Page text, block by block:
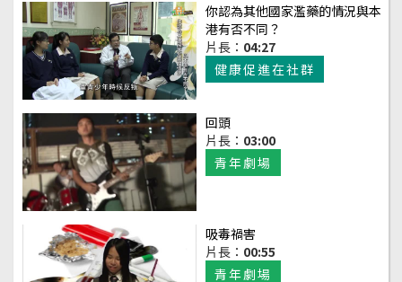
你認為其他國家濫藥的情況與本
港有否不同？
片長： 04:27
健康促進在社群
回頭
片長： 03:00
青年劇場
吸毒禍害
片長： 00:55
青年劇場